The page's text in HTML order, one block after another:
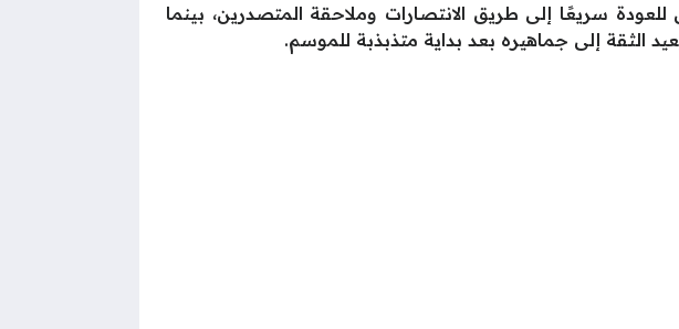
سريعًا إلى طريق الانتصارات وملاحقة المتصدرين، بينما
الثقة إلى جماهيره بعد بداية متذبذبة للموسم.